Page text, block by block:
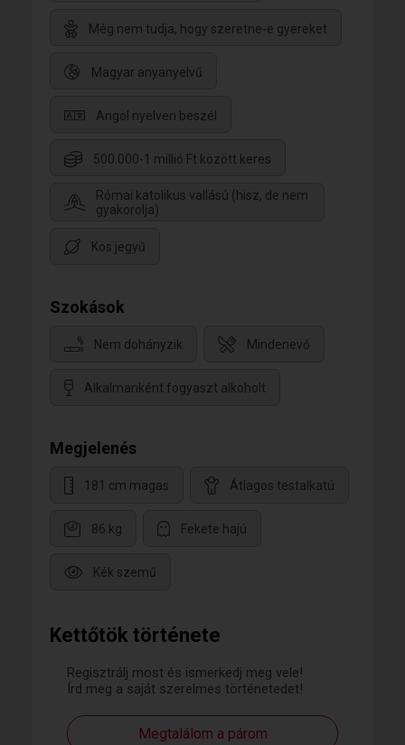
Kettőtök története
Regisztrálj most és ismerkedj meg vele!
Írd meg a saját szerelmes történetedet!
Megtalálom a párom
Még nem tudja, hogy szeretne-e gyereket
Magyar anyanyelvű
Angol nyelven beszél
500.000-1 millió Ft között keres
Római katolikus vallású (hisz, de nem
gyakorolja)
Kos jegyű
Szokások
Nem dohányzik Mindenevő
Alkalmanként fogyaszt alkoholt
Megjelenés
181 cm magas Átlagos testalkatú
86 kg Fekete hajú
Kék szemű